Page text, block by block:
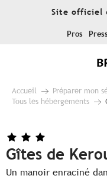
Site officiel
Pros
Accueil Préparer mon
Tous les hébergements
Gîtes de
Un manoir enraciné